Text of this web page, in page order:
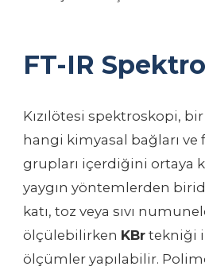
FT-IR
Kızılötesi spektroskopi,
hangi kimyasal bağları ve
grupları içerdiğini ortaya
yaygın yöntemlerden
katı, toz veya sıvı
ölçülebilirken KBr tekniği
ölçümler yapılabilir.